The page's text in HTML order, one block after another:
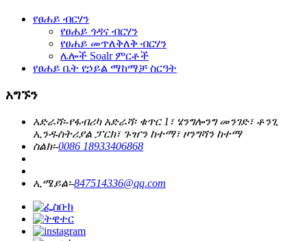
የፀሐይ ብርሃን
የፀሐይ ጎዳና ብርሃን
የፀሐይ መጥለቅለቅ ብርሃን
ሌሎች Soalr ምርቶች
የፀሐይ ቤት የኃይል ማከማቻ ስርዓት
አግኙን
አድራሻ፡-የፋብሪካ አድራሻ፡ ቁጥር 1፣ ሄንግሎንግ መንገድ፣ ቶንጊ
ኢንዱስትሪያል ፓርክ፣ ጉዠን ከተማ፣ ዞንግሻን ከተማ
ስልክ፡-0086 18933406868
ኢሜይል፡-847514336@qq.com